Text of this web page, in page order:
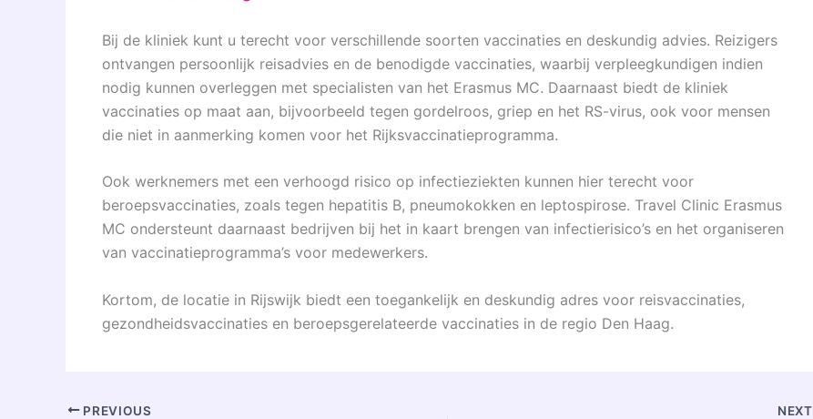
Bij de kliniek kunt u terecht voor verschillende soorten vaccinaties en deskundig advies. Reizigers
ontvangen persoonlijk reisadvies en de benodigde vaccinaties, waarbij verpleegkundigen indien
nodig kunnen overleggen met specialisten van het Erasmus MC. Daarnaast biedt de kliniek
vaccinaties op maat aan, bijvoorbeeld tegen gordelroos, griep en het RS-virus, ook voor mensen
die niet in aanmerking komen voor het Rijksvaccinatieprogramma.
Ook werknemers met een verhoogd risico op infectieziekten kunnen hier terecht voor
beroepsvaccinaties, zoals tegen hepatitis B, pneumokokken en leptospirose. Travel Clinic Erasmus
MC ondersteunt daarnaast bedrijven bij het in kaart brengen van infectierisico’s en het organiseren
van vaccinatieprogramma’s voor medewerkers.
Kortom, de locatie in Rijswijk biedt een toegankelijk en deskundig adres voor reisvaccinaties,
gezondheidsvaccinaties en beroepsgerelateerde vaccinaties in de regio Den Haag.
PREVIOUS NEXT